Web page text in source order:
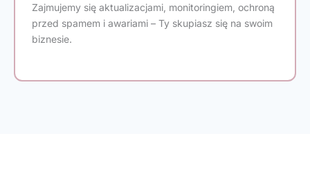
Zajmujemy się aktualizacjami, monitoringiem, ochroną
przed spamem i awariami – Ty skupiasz się na swoim
biznesie.